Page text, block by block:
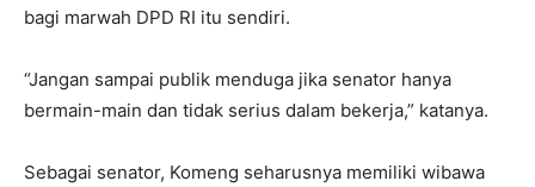
bagi marwah DPD RI itu sendiri.
“Jangan sampai publik menduga jika senator hanya
bermain-main dan tidak serius dalam bekerja,” katanya.
Sebagai senator, Komeng seharusnya memiliki wibawa